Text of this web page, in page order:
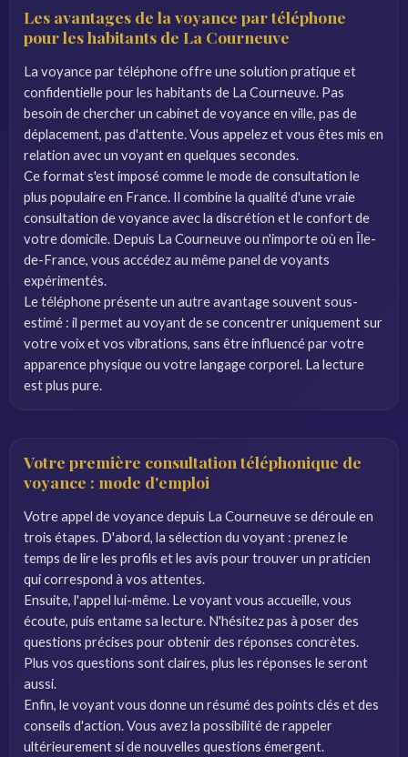
Les avantages de la voyance par téléphone
pour les habitants de La Courneuve
La voyance par téléphone offre une solution pratique et
confidentielle pour les habitants de La Courneuve. Pas
besoin de chercher un cabinet de voyance en ville, pas de
déplacement, pas d'attente. Vous appelez et vous êtes mis en
relation avec un voyant en quelques secondes.
Ce format s'est imposé comme le mode de consultation le
plus populaire en France. Il combine la qualité d'une vraie
consultation de voyance avec la discrétion et le confort de
votre domicile. Depuis La Courneuve ou n'importe où en Île-
de-France, vous accédez au même panel de voyants
expérimentés.
Le téléphone présente un autre avantage souvent sous-
estimé : il permet au voyant de se concentrer uniquement sur
votre voix et vos vibrations, sans être influencé par votre
apparence physique ou votre langage corporel. La lecture
est plus pure.
Votre première consultation téléphonique de
voyance : mode d'emploi
Votre appel de voyance depuis La Courneuve se déroule en
trois étapes. D'abord, la sélection du voyant : prenez le
temps de lire les profils et les avis pour trouver un praticien
qui correspond à vos attentes.
Ensuite, l'appel lui-même. Le voyant vous accueille, vous
écoute, puis entame sa lecture. N'hésitez pas à poser des
questions précises pour obtenir des réponses concrètes.
Plus vos questions sont claires, plus les réponses le seront
aussi.
Enfin, le voyant vous donne un résumé des points clés et des
conseils d'action. Vous avez la possibilité de rappeler
ultérieurement si de nouvelles questions émergent.